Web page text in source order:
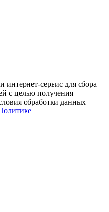
интернет-сервис для сбора
с целью получения
обработки данных